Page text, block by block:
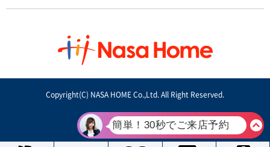
Copyright(C) NASA HOME Co.,Ltd. All Right Reserved.